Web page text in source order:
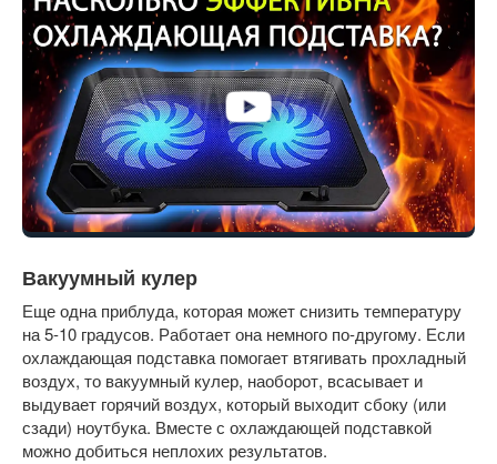
Вакуумный кулер
Еще одна приблуда, которая может снизить температуру
на 5-10 градусов. Работает она немного по-другому. Если
охлаждающая подставка помогает втягивать прохладный
воздух, то вакуумный кулер, наоборот, всасывает и
выдувает горячий воздух, который выходит сбоку (или
сзади) ноутбука. Вместе с охлаждающей подставкой
можно добиться неплохих результатов.